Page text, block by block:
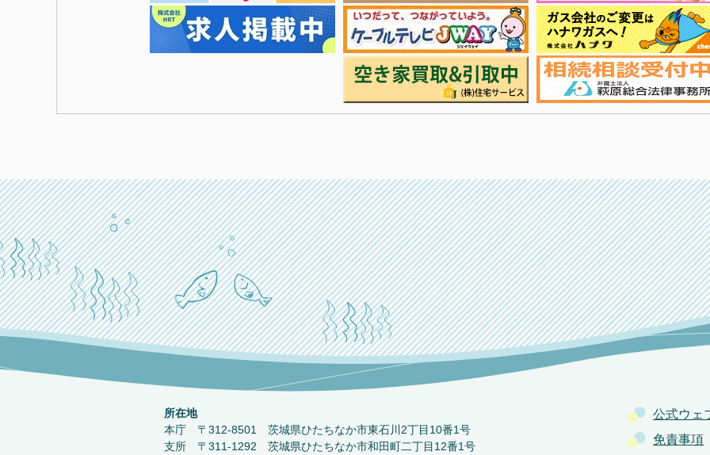
公式ウェ
免責事項
所在地
本庁 〒312-8501 茨城県ひたちなか市東石川2丁目10番1号
支所 〒311-1292 茨城県ひたちなか市和田町二丁目12番1号